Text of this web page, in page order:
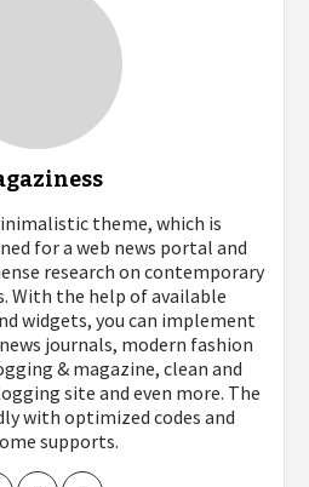
theme, which is
for a web news portal and
research on contemporary
With the help of available
widgets, you can implement
journals, modern fashion
& magazine, clean and
site and even more. The
with optimized codes and
supports.